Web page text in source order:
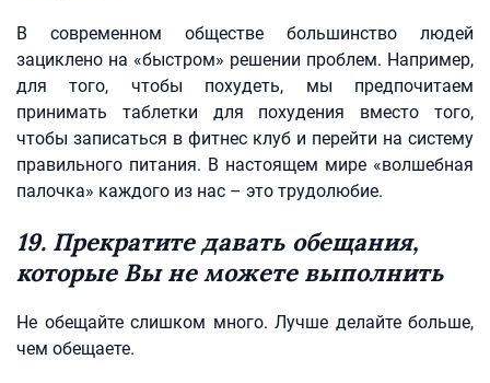
В современном обществе большинство людей
зациклено на «быстром» решении проблем. Например,
для того, чтобы похудеть, мы предпочитаем
принимать таблетки для похудения вместо того,
чтобы записаться в фитнес клуб и перейти на систему
правильного питания. В настоящем мире «волшебная
палочка» каждого из нас – это трудолюбие.
19. Прекратите давать обещания,
которые Вы не можете выполнить
Не обещайте слишком много. Лучше делайте больше,
чем обещаете.